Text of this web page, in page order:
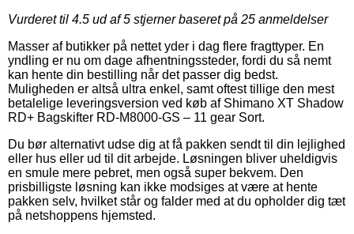
Vurderet til 4.5 ud af 5 stjerner baseret på 25 anmeldelser
Masser af butikker på nettet yder i dag flere fragttyper. En
yndling er nu om dage afhentningssteder, fordi du så nemt
kan hente din bestilling når det passer dig bedst.
Muligheden er altså ultra enkel, samt oftest tillige den mest
betalelige leveringsversion ved køb af Shimano XT Shadow
RD+ Bagskifter RD-M8000-GS – 11 gear Sort.
Du bør alternativt udse dig at få pakken sendt til din lejlighed
eller hus eller ud til dit arbejde. Løsningen bliver uheldigvis
en smule mere pebret, men også super bekvem. Den
prisbilligste løsning kan ikke modsiges at være at hente
pakken selv, hvilket står og falder med at du opholder dig tæt
på netshoppens hjemsted.